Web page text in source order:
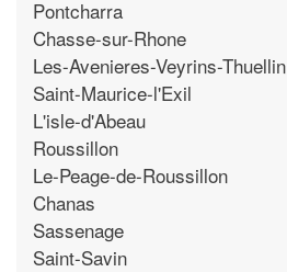
Pontcharra
Chasse-sur-Rhone
Les-Avenieres-Veyrins-Thuellin
Saint-Maurice-l'Exil
L'isle-d'Abeau
Roussillon
Le-Peage-de-Roussillon
Chanas
Sassenage
Saint-Savin